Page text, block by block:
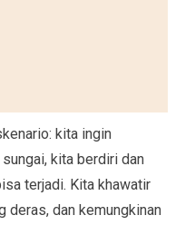
kita ingin
kita berdiri dan
terjadi. Kita khawatir
deras, dan kemungkinan